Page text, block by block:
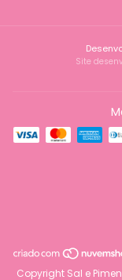
Site
Copyright Sal e